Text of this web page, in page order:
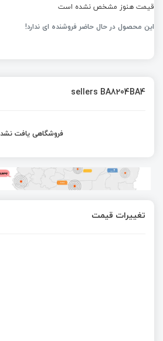
قیمت هنوز مشخص نشده است
این محصول در حال حاضر فروشنده ای ندارد!
sellers BA8204BA4
فروشگاهی یافت نشد
تغییرات قیمت